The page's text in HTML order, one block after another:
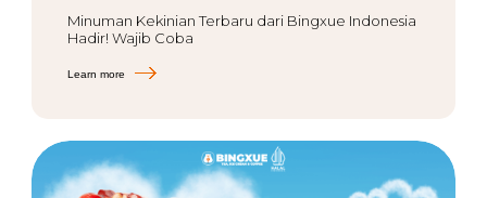
Minuman Kekinian Terbaru dari Bingxue Indonesia
Hadir! Wajib Coba
Learn more